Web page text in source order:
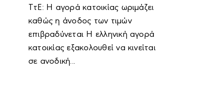
ΤτΕ: Η αγορά κατοικίας ωριμάζει
καθώς η άνοδος των τιμών
επιβραδύνεται Η ελληνική αγορά
κατοικίας εξακολουθεί να κινείται
σε ανοδική...